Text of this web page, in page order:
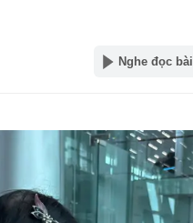
Nghe đọc bài